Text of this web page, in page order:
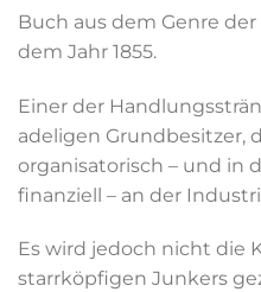
Buch aus dem Genre
dem Jahr 1855.
Einer der
adeligen Grundbesitzer,
organisatorisch – und in
finanziell – an der
Es wird jedoch nicht die
starrköpfigen Junkers